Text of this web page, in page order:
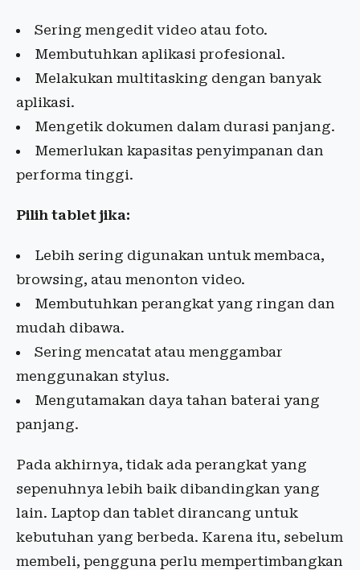
Sering mengedit video atau foto.
Membutuhkan aplikasi profesional.
Melakukan multitasking dengan banyak
aplikasi.
Mengetik dokumen dalam durasi panjang.
Memerlukan kapasitas penyimpanan dan
performa tinggi.
Pilih tablet jika:
Lebih sering digunakan untuk membaca,
browsing, atau menonton video.
Membutuhkan perangkat yang ringan dan
mudah dibawa.
Sering mencatat atau menggambar
menggunakan stylus.
Mengutamakan daya tahan baterai yang
panjang.
Pada akhirnya, tidak ada perangkat yang
sepenuhnya lebih baik dibandingkan yang
lain. Laptop dan tablet dirancang untuk
kebutuhan yang berbeda. Karena itu, sebelum
membeli, pengguna perlu mempertimbangkan